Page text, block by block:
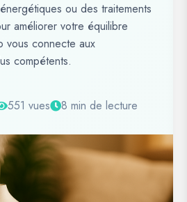
ou des traitements
améliorer votre équilibre
vous connecte aux
compétents.
551 vues 8 min de lecture